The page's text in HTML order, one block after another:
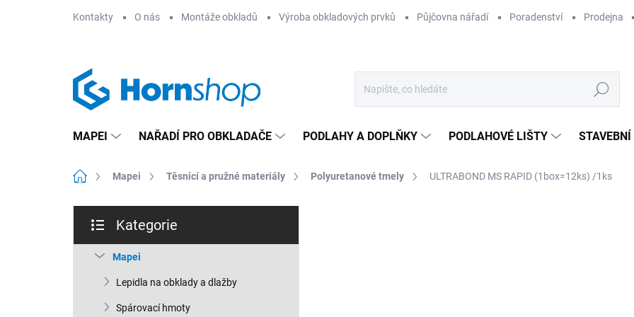
Kontakty O nás Montáže obkladů Výroba obkladových prvků Půjčovna nářadí Poradenství Prodejna
Hledat
MAPEI NAŘADÍ PRO OBKLADAČE PODLAHY A DOPLŇKY PODLAHOVÉ LIŠTY
Domů Mapei Těsnicí a pružné materiály Polyuretanové tmely ULTRABOND MS RAPID (1box=12ks) /1ks
s
kategorie
Kategorie
Mapei
Lepidla na obklady a dlažby
Spárovací hmoty